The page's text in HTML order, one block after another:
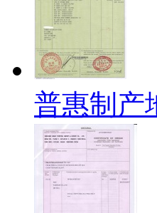
普惠制产